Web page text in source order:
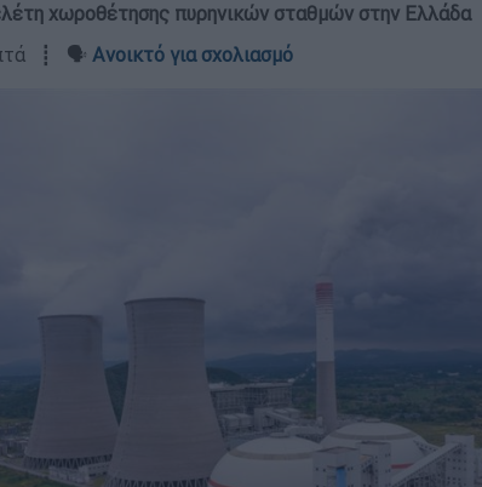
χωροθέτησης πυρηνικών σταθμών στην Ελλάδα
┋ 🗣️ Ανοικτό για σχολιασμό